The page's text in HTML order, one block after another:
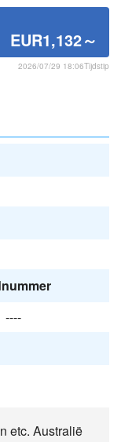
EUR1,132～
2026/07/29 18:06Tijdstip
----
etc. Australië